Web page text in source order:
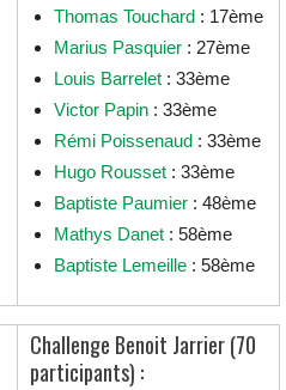
Thomas Touchard : 17ème
Marius Pasquier : 27ème
Louis Barrelet : 33ème
Victor Papin : 33ème
Rémi Poissenaud : 33ème
Hugo Rousset : 33ème
Baptiste Paumier : 48ème
Mathys Danet : 58ème
Baptiste Lemeille : 58ème
Challenge Benoit Jarrier (70
participants) :